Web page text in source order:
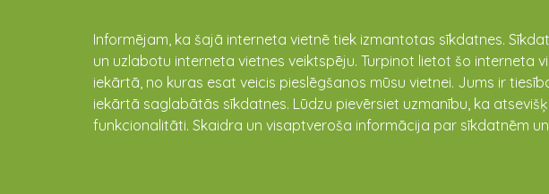
Informējam, ka šajā interneta vietnē tiek izmantotas sīkdatnes.
un uzlabotu interneta vietnes veiktspēju. Turpinot lietot šo interneta
iekārtā, no kuras esat veicis pieslēgšanos mūsu vietnei. Jums ir
iekārtā saglabātās sīkdatnes. Lūdzu pievērsiet uzmanību, ka
funkcionalitāti. Skaidra un visaptveroša informācija par sīkdatnēm